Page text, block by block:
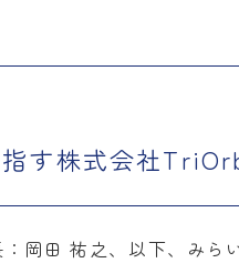
す株式会社
岡田 祐之、以下、みら